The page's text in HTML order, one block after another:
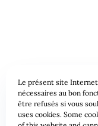
Site-overzicht
Le présent site
nécessaires au bon
être refusés si vous
uses cookies. Some